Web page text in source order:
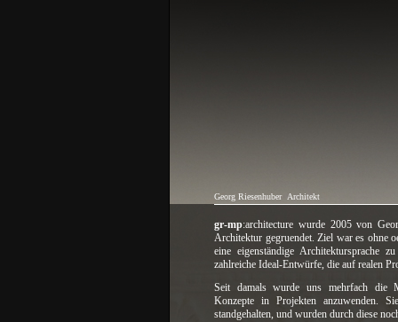
Georg Riesenhuber Architekt
gr-mp:architecture wurde 2005 von
Architektur gegruendet. Ziel war es ohne
eine eigenständige Architektursprache
zahlreiche Ideal-Entwürfe, die auf realen
Seit damals wurde uns mehrfach die
Konzepte in Projekten anzuwenden.
standgehalten, und wurden durch diese